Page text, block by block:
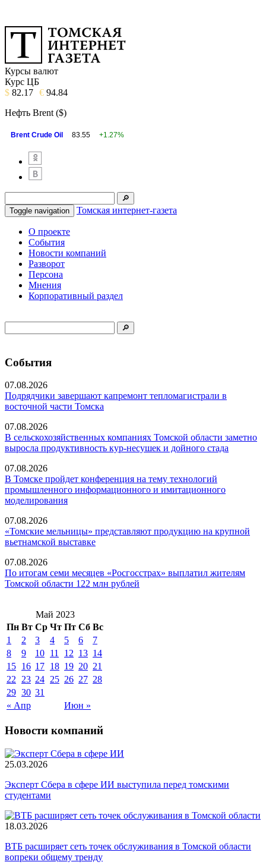
Курсы валют
Курс ЦБ
$ 82.17 € 94.84
Нефть Brent ($)
Brent Crude Oil 83.55 +1.27%
Toggle navigation Томская интернет-газета
О проекте
События
Новости компаний
Разворот
Персона
Мнения
Корпоративный раздел
События
07.08.2026
Подрядчики завершают капремонт тепломагистрали в
восточной части Томска
07.08.2026
В сельскохозяйственных компаниях Томской области заметно
выросла продуктивность кур-несушек и дойного стада
07.08.2026
В Томске пройдет конференция на тему технологий
промышленного информационного и имитационного
моделирования
07.08.2026
«Томские мельницы» представляют продукцию на крупной
вьетнамской выставке
07.08.2026
По итогам семи месяцев «Росгосстрах» выплатил жителям
Томской области 122 млн рублей
Май 2023
Пн Вт Ср Чт Пт Сб Вс
« Апр Июн »
1 2 3 4 5 6
7
8
9 10 11 12 13 14
15 16 17 18 19 20 21
22 23 24 25 26 27 28
29 30 31
Новости компаний
25.03.2026
Эксперт Сбера в сфере ИИ выступила перед томскими
студентами
18.03.2026
ВТБ расширяет сеть точек обслуживания в Томской области
вопреки общему тренду